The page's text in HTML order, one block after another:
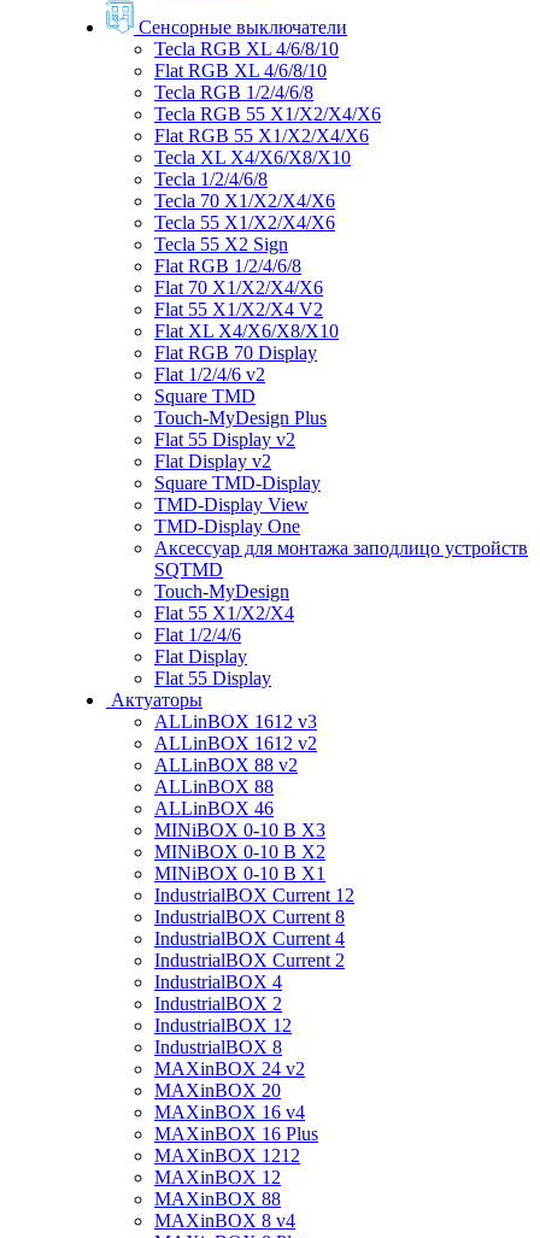
Сенсорные выключатели
Tecla RGB XL 4/6/8/10
Flat RGB XL 4/6/8/10
Tecla RGB 1/2/4/6/8
Tecla RGB 55 X1/X2/X4/X6
Flat RGB 55 X1/X2/X4/X6
Tecla XL X4/X6/X8/X10
Tecla 1/2/4/6/8
Tecla 70 X1/X2/X4/X6
Tecla 55 X1/X2/X4/X6
Tecla 55 X2 Sign
Flat RGB 1/2/4/6/8
Flat 70 X1/X2/X4/X6
Flat 55 X1/X2/X4 V2
Flat XL X4/X6/X8/X10
Flat RGB 70 Display
Flat 1/2/4/6 v2
Square TMD
Touch-MyDesign Plus
Flat 55 Display v2
Flat Display v2
Square TMD-Display
TMD-Display View
TMD-Display One
Аксессуар для монтажа заподлицо устройств
SQTMD
Touch-MyDesign
Flat 55 X1/X2/X4
Flat 1/2/4/6
Flat Display
Flat 55 Display
Актуаторы
ALLinBOX 1612 v3
ALLinBOX 1612 v2
ALLinBOX 88 v2
ALLinBOX 88
ALLinBOX 46
MINiBOX 0-10 В X3
MINiBOX 0-10 В X2
MINiBOX 0-10 В X1
IndustrialBOX Current 12
IndustrialBOX Current 8
IndustrialBOX Current 4
IndustrialBOX Current 2
IndustrialBOX 4
IndustrialBOX 2
IndustrialBOX 12
IndustrialBOX 8
MAXinBOX 24 v2
MAXinBOX 20
MAXinBOX 16 v4
MAXinBOX 16 Plus
MAXinBOX 1212
MAXinBOX 12
MAXinBOX 88
MAXinBOX 8 v4